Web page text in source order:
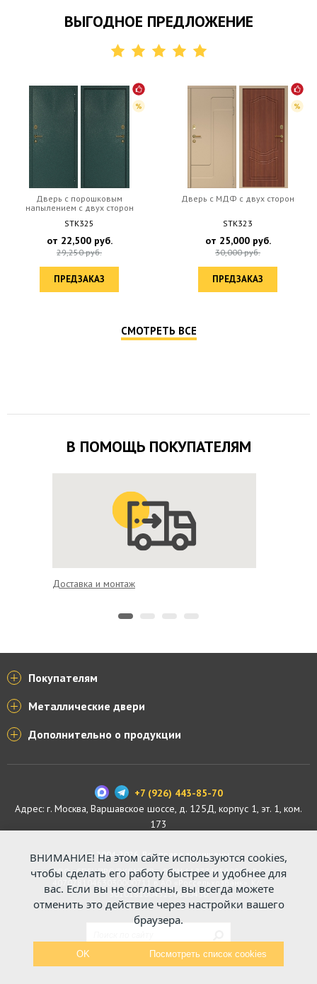
ВЫГОДНОЕ ПРЕДЛОЖЕНИЕ
Дверь с порошковым
напылением с двух сторон
STK325
от 22,500руб.
29,250руб.
ПРЕДЗАКАЗ
Дверь c МДФ с двух сторон
STK323
от 25,000руб.
30,000руб.
ПРЕДЗАКАЗ
СМОТРЕТЬ ВСЕ
В ПОМОЩЬ ПОКУПАТЕЛЯМ
Доставка и монтаж
Покупателям
Металлические двери
Дополнительно о продукции
+7 (926) 443-85-70
Адрес: г. Москва, Варшавское шоссе, д. 125Д, корпус 1, эт. 1, ком.
173
© 2004-2026. Все права защищены.
ООО «СПЕЦПРОФКОНТУР», ОГРН 1187746529816. Р/с:
40702810463030000711 в АО «Россельхозбанк». К/с:
30101810045250000430
ВНИМАНИЕ! На этом сайте используются cookies,
чтобы сделать его работу быстрее и удобнее для
вас. Если вы не согласны, вы всегда можете
отменить это действие через настройки вашего
браузера.
OK Посмотреть список cookies